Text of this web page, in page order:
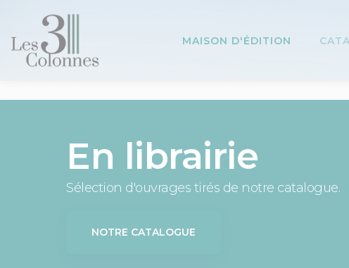
MAISON D'ÉDITION
En librairie
Sélection d'ouvrages tirés de notre catalogue.
NOTRE CATALOGUE